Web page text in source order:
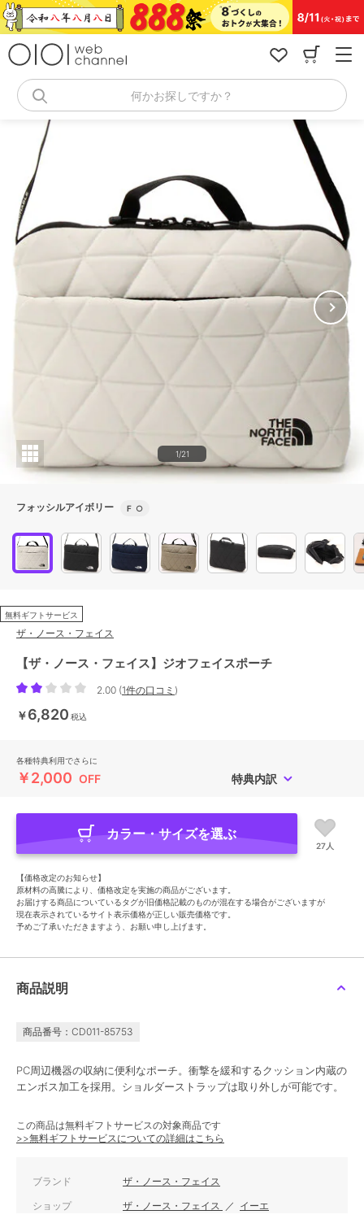
コ
ン
何かお探しですか？
1/21
フォッシルアイボリー F ○
無料ギフトサービス
ザ・ノース・フェイス
【ザ・ノース・フェイス】ジオフェイスポーチ
2.00 (1件の口コミ )
￥6,820 税込
各種特典利用でさらに
￥2,000 OFF 特典内訳
カラー・サイズを選ぶ
27人
【価格改定のお知らせ】
原材料の高騰により、価格改定を実施の商品がございます。
お届けする商品についているタグが旧価格記載のものが混在する場合がございますが
現在表示されているサイト表示価格が正しい販売価格です。
予めご了承いただきますよう、お願い申し上げます。
商品説明
商品番号：CD011-85753
PC周辺機器の収納に便利なポーチ。衝撃を緩和するクッション内蔵の
エンボス加工を採用。ショルダーストラップは取り外しが可能です。
この商品は無料ギフトサービスの対象商品です
>>無料ギフトサービスについての詳細はこちら
ブランド ザ・ノース・フェイス
ショップ ザ・ノース・フェイス ／ イーエ